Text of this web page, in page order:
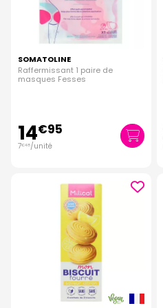
SOMATOLINE
Raffermissant 1 paire de
masques Fesses
14€95
7€48/unité